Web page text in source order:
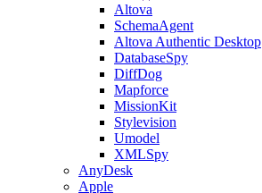
Altova
SchemaAgent
Altova Authentic Desktop
DatabaseSpy
DiffDog
Mapforce
MissionKit
Stylevision
Umodel
XMLSpy
AnyDesk
Apple